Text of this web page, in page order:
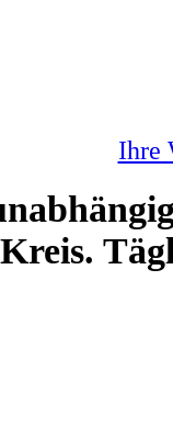
Ihre